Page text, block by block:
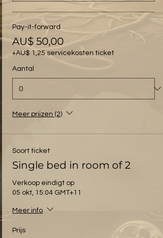
Pay-it-forward
AU$ 50,00
+AU$ 1,25 servicekosten ticket
Aantal
Meer prijzen (2)
Soort ticket
Single bed in room of 2
Verkoop eindigt op
05 okt, 15:04 GMT+11
Meer info
Prijs